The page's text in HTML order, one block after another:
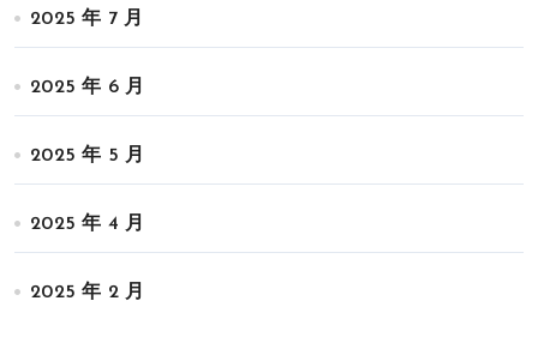
2025 年 7 月
2025 年 6 月
2025 年 5 月
2025 年 4 月
2025 年 2 月